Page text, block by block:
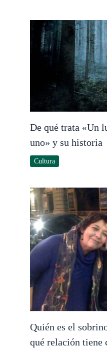
De qué trata «Un
uno» y su historia
Cultura
Quién es el
qué relación tiene